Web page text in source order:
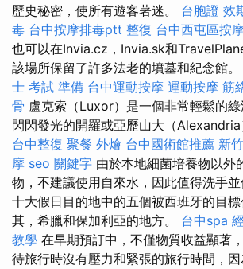
歷史秘密，使所有遊客著迷。 台胞證 效
毒 台中按摩排毒ptt 整復 台中西屯區按
也可以在Invia.cz，Invia.sk和
該場所保留了許多法老的墳墓和紀念館。
士 考試 準備 台中運動按摩 運動按摩 筋
骨 盧克索（Luxor）是一個非常輕鬆的
閃閃發光的開羅或亞歷山大（Alexandria
台中整復 聚餐 外燴 台中國術館推薦 新
摩 seo 關鍵字 由於本地細菌培養物以外
物，不建議使用自來水，因此值得洗手並
十大假日目的地中的五個被西班牙的目
其，希臘和保加利亞的地方。 台中spa
教學 在早期預訂中，不僅物質收益顯著
待旅行時沒有壓力和緊張的旅行時間，